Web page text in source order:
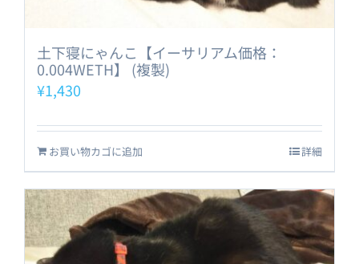
土下寝にゃんこ【イーサリアム価格：
0.004WETH】 (複製)
¥1,430
お買い物カゴに追加 詳細